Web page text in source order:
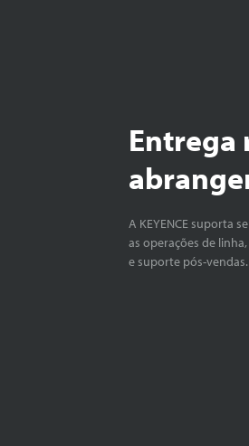
Entrega
A KEYENCE suporta
as operações de
e suporte pós-vendas.